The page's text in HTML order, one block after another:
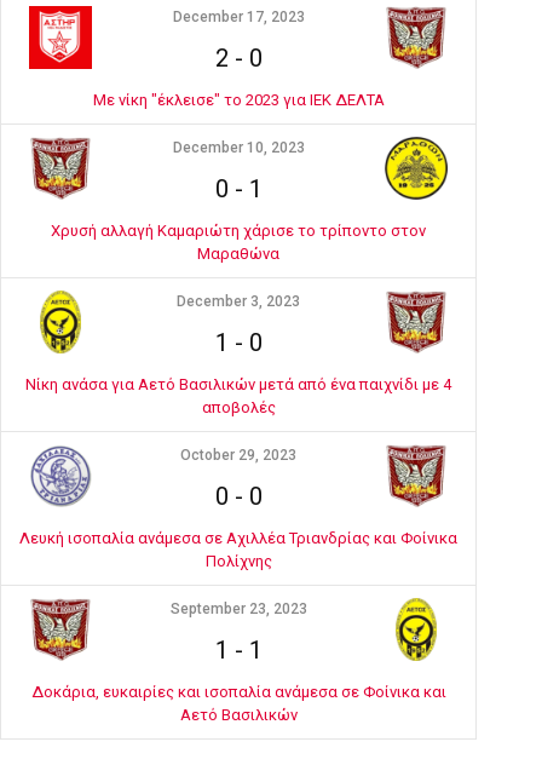
December 17, 2023
2 - 0
Με νίκη "έκλεισε" το 2023 για ΙΕΚ ΔΕΛΤΑ
December 10, 2023
0 - 1
Χρυσή αλλαγή Καμαριώτη χάρισε το τρίποντο στον
Μαραθώνα
December 3, 2023
1 - 0
Νίκη ανάσα για Αετό Βασιλικών μετά από ένα παιχνίδι με 4
αποβολές
October 29, 2023
0 - 0
Λευκή ισοπαλία ανάμεσα σε Αχιλλέα Τριανδρίας και Φοίνικα
Πολίχνης
September 23, 2023
1 - 1
Δοκάρια, ευκαιρίες και ισοπαλία ανάμεσα σε Φοίνικα και
Αετό Βασιλικών